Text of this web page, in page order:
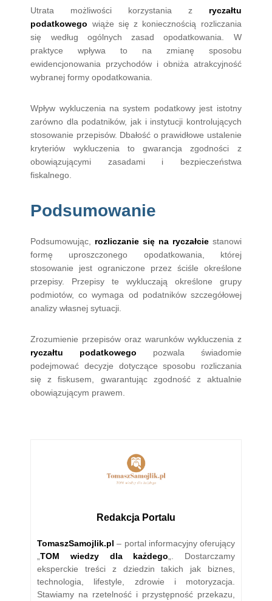
Utrata możliwości korzystania z ryczałtu
podatkowego wiąże się z koniecznością rozliczania
się według ogólnych zasad opodatkowania. W
praktyce wpływa to na zmianę sposobu
ewidencjonowania przychodów i obniża atrakcyjność
wybranej formy opodatkowania.
Wpływ wykluczenia na system podatkowy jest istotny
zarówno dla podatników, jak i instytucji kontrolujących
stosowanie przepisów. Dbałość o prawidłowe ustalenie
kryteriów wykluczenia to gwarancja zgodności z
obowiązującymi zasadami i bezpieczeństwa
fiskalnego.
Podsumowanie
Podsumowując, rozliczanie się na ryczałciestanowi
formę uproszczonego opodatkowania, której
stosowanie jest ograniczone przez ściśle określone
przepisy. Przepisy te wykluczają określone grupy
podmiotów, co wymaga od podatników szczegółowej
analizy własnej sytuacji.
Zrozumienie przepisów oraz warunków wykluczenia z
ryczałtu podatkowego pozwala świadomie
podejmować decyzje dotyczące sposobu rozliczania
się z fiskusem, gwarantując zgodność z aktualnie
obowiązującym prawem.
Redakcja Portalu
TomaszSamojlik.pl – portal informacyjny oferujący
„TOM wiedzy dla każdego „. Dostarczamy
eksperckie treści z dziedzin takich jak biznes,
technologia, lifestyle, zdrowie i motoryzacja.
Stawiamy na rzetelność i przystępność przekazu,